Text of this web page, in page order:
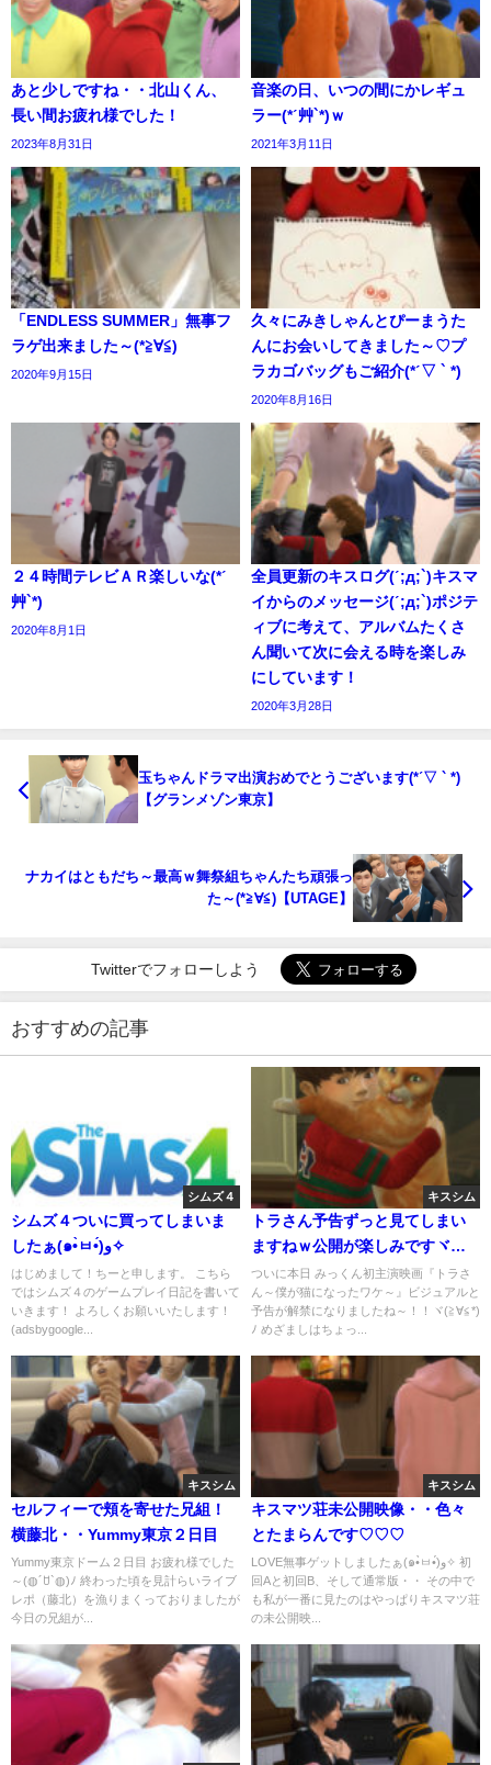
あと少しですね・・北山くん、
長い間お疲れ様でした！
2023年8月31日
音楽の日、いつの間にかレギュ
ラー(*ˊ艸`*)ｗ
2021年3月11日
「ENDLESS SUMMER」無事フ
ラゲ出来ました～(*≧∀≦)
2020年9月15日
久々にみきしゃんとぴーまうた
んにお会いしてきました～♡プ
ラカゴバッグもご紹介(*ˊ▽ ` *)
2020年8月16日
２４時間テレビＡＲ楽しいな(*ˊ
艸`*)
2020年8月1日
全員更新のキスログ(ˊ;д;`)キスマ
イからのメッセージ(ˊ;д;`)ポジテ
ィブに考えて、アルバムたくさ
ん聞いて次に会える時を楽しみ
にしています！
2020年3月28日
玉ちゃんドラマ出演おめでとうございます(*ˊ▽ ` *)
【グランメゾン東京】
ナカイはともだち～最高ｗ舞祭組ちゃんたち頑張っ
た～(*≧∀≦)【UTAGE】
Twitterでフォローしよう
おすすめの記事
シムズ４
シムズ４ついに買ってしまいま
したぁ(๑•̀ㅂ•́)و✧
はじめまして！ちーと申します。 こちら
ではシムズ４のゲームプレイ日記を書いて
いきます！ よろしくお願いいたします！
(adsbygoogle...
キスシム
トラさん予告ずっと見てしまい
ますねｗ公開が楽しみですヾ
(≧∀≦*)ﾉ
ついに本日 みっくん初主演映画『トラさ
ん～僕が猫になったワケ～』ビジュアルと
予告が解禁になりましたね～！！ヾ(≧∀≦*)
ﾉ めざましはちょっ...
キスシム
セルフィーで頬を寄せた兄組！
横藤北・・Yummy東京２日目
Yummy東京ドーム２日目 お疲れ様でした
～(◍´ꇴ`◍)ﾉ 終わった頃を見計らいライブ
レポ（藤北）を漁りまくっておりましたが
今日の兄組が...
キスシム
キスマツ荘未公開映像・・色々
とたまらんです♡♡♡
LOVE無事ゲットしましたぁ(๑•̀ㅂ•́)و✧ 初
回Aと初回B、そして通常版・・ その中で
も私が一番に見たのはやっぱりキスマツ荘
の未公開映...